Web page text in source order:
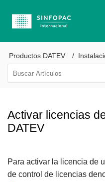
Productos DATEV
Activar licencias
DATEV
Para activar la licencia de
de control de licencias